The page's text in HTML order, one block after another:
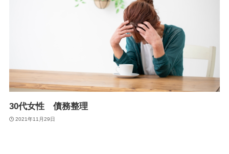
30代女性 債務整理
2021年11月29日